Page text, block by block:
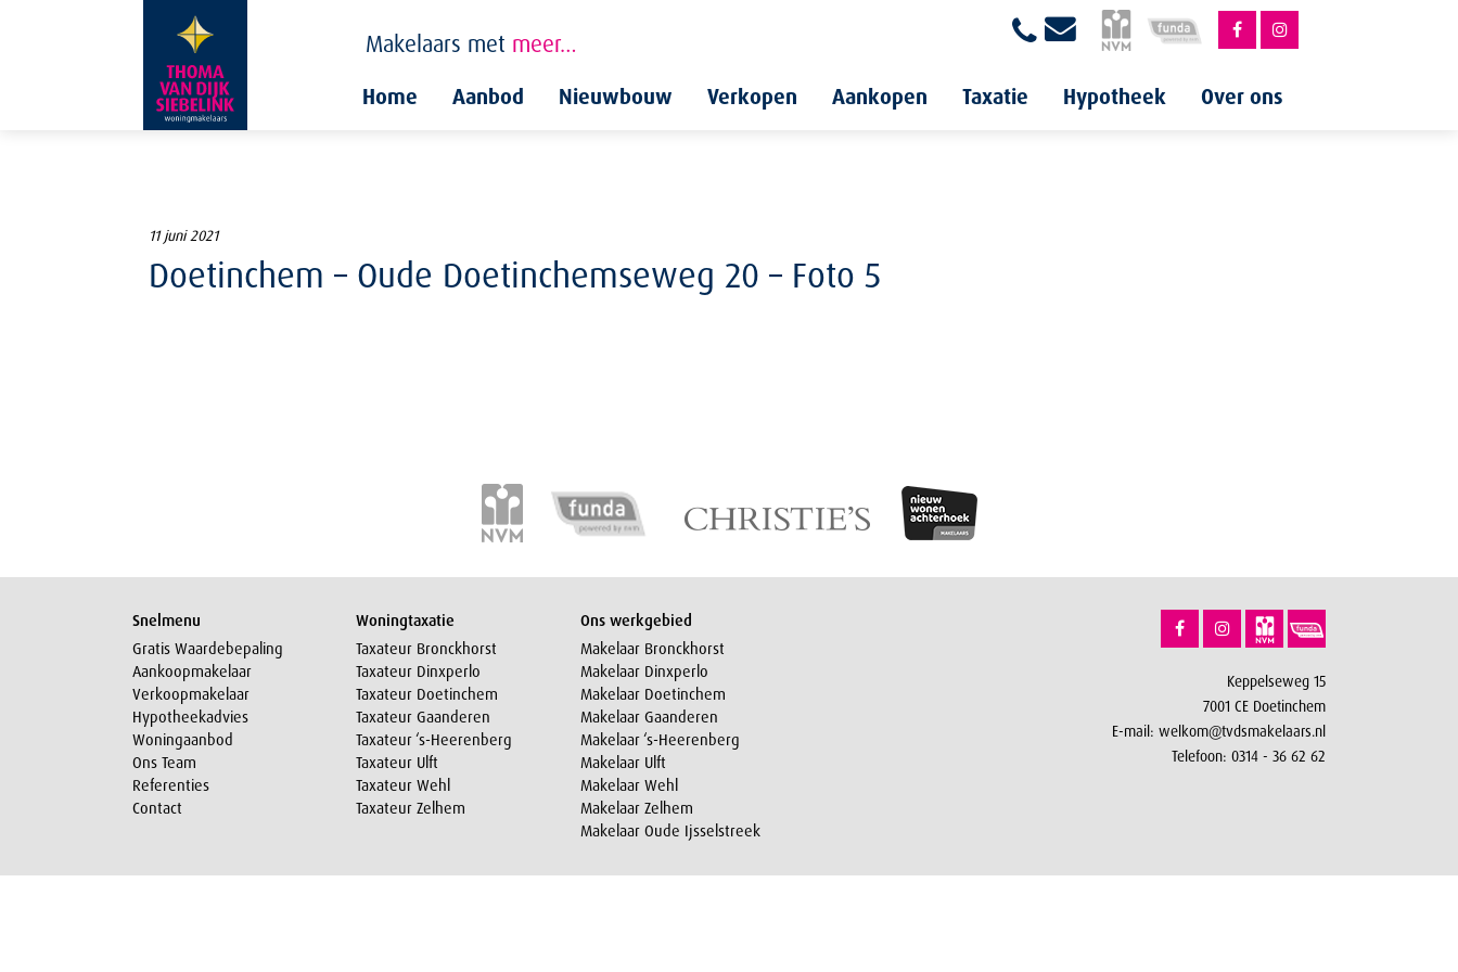
Makelaars met meer…
Home Aanbod Nieuwbouw Verkopen Aankopen Taxatie Hypotheek Over ons
11 juni 2021
Doetinchem – Oude Doetinchemseweg 20 – Foto 5
Snelmenu
Gratis Waardebepaling
Aankoopmakelaar
Verkoopmakelaar
Hypotheekadvies
Woningaanbod
Ons Team
Referenties
Contact
Woningtaxatie
Taxateur Bronckhorst
Taxateur Dinxperlo
Taxateur Doetinchem
Taxateur Gaanderen
Taxateur ‘s-Heerenberg
Taxateur Ulft
Taxateur Wehl
Taxateur Zelhem
Ons werkgebied
Makelaar Bronckhorst
Makelaar Dinxperlo
Makelaar Doetinchem
Makelaar Gaanderen
Makelaar ‘s-Heerenberg
Makelaar Ulft
Makelaar Wehl
Makelaar Zelhem
Makelaar Oude Ijsselstreek
Keppelseweg 15
7001 CE Doetinchem
E-mail: welkom@tvdsmakelaars.nl
Telefoon: 0314 - 36 62 62